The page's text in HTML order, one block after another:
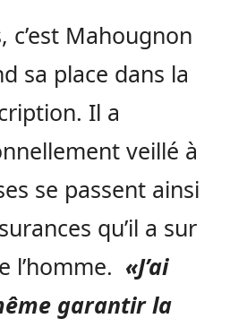
c’est Mahougnon
sa place dans la
Il a
veillé à
se passent ainsi
qu’il a sur
l’homme. «J’ai
garantir la